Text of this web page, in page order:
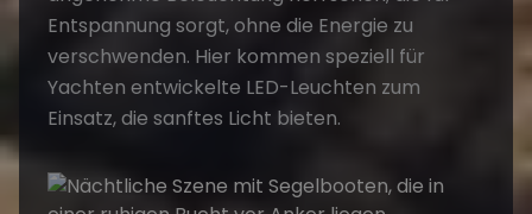
Entspannung sorgt, ohne die Energie zu
verschwenden. Hier kommen speziell für
Yachten entwickelte LED-Leuchten zum
Einsatz, die sanftes Licht bieten.